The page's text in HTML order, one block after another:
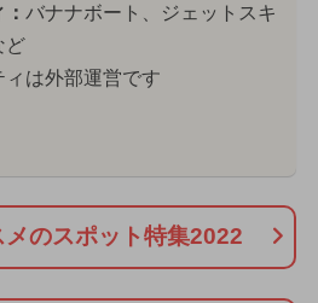
バナナボート、ジェットスキ
ど
は外部運営です
のスポット特集2022